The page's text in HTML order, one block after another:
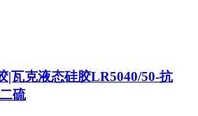
|瓦克液态硅胶LR5040/50-抗
硫